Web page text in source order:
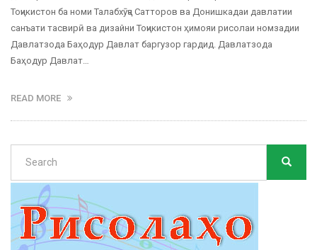
Тоҷикистон ба номи Талабхӯҷа Сатторов ва Донишкадаи давлатии
санъати тасвирӣ ва дизайни Тоҷикистон ҳимояи рисолаи номзадии
Давлатзода Баҳодур Давлат баргузор гардид. Давлатзода
Баҳодур Давлат…
READ MORE
Search